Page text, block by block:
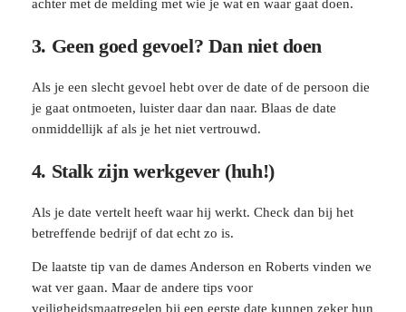
achter met de melding met wie je wat en waar gaat doen.
3. Geen goed gevoel? Dan niet doen
Als je een slecht gevoel hebt over de date of de persoon die
je gaat ontmoeten, luister daar dan naar. Blaas de date
onmiddellijk af als je het niet vertrouwd.
4. Stalk zijn werkgever (huh!)
Als je date vertelt heeft waar hij werkt. Check dan bij het
betreffende bedrijf of dat echt zo is.
De laatste tip van de dames Anderson en Roberts vinden we
wat ver gaan. Maar de andere tips voor
veiligheidsmaatregelen bij een eerste date kunnen zeker hun